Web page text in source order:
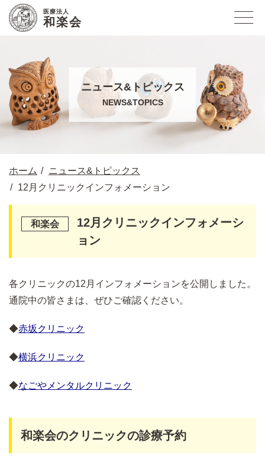
医療法人
和楽会
ニュース&トピックス
NEWS&TOPICS
ホーム
ニュース&トピックス
12月クリニックインフォメーション
12月クリニックインフォメーシ
ョン
各クリニックの12月インフォメーションを公開しました。
通院中の皆さまは、ぜひご確認ください。
◆赤坂クリニック
◆横浜クリニック
◆なごやメンタルクリニック
和楽会のクリニックの診療予約